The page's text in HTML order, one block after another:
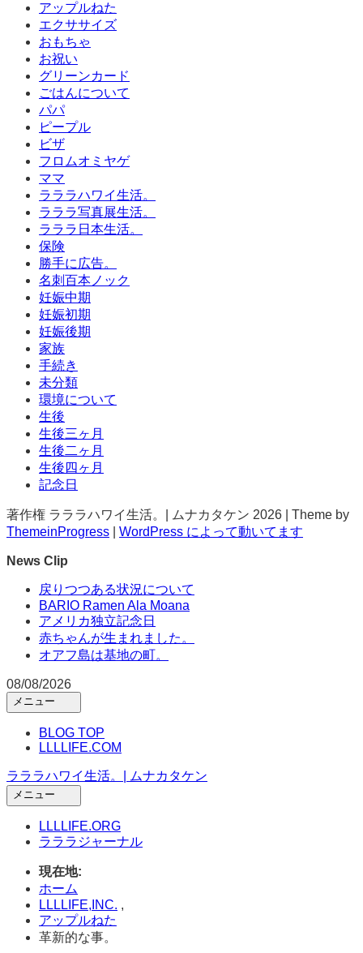
アップルねた
エクササイズ
おもちゃ
お祝い
グリーンカード
ごはんについて
パパ
ピープル
ビザ
フロムオミヤゲ
ママ
ラララハワイ生活。
ラララ写真展生活。
ラララ日本生活。
保険
勝手に広告。
名刺百本ノック
妊娠中期
妊娠初期
妊娠後期
家族
手続き
未分類
環境について
生後
生後三ヶ月
生後二ヶ月
生後四ヶ月
記念日
著作権 ラララハワイ生活。| ムナカタケン 2026 | Theme by
ThemeinProgress
WordPress によって動いてます
News Clip
戻りつつある状況について
BARIO Ramen Ala Moana
アメリカ独立記念日
赤ちゃんが生まれました。
オアフ島は基地の町。
08/08/2026
メニュー
メ
イ
ン
ニ
ュ
ー
を
開
く
BLOG TOP
LLLLIFE.COM
ラララハワイ生活。| ムナカタケン
メニュー
メ
イ
ン
ニ
ュ
ー
を
開
く
LLLLIFE.ORG
ラララジャーナル
現在地:
ホーム
LLLLIFE,INC. ,
アップルねた
革新的な事。